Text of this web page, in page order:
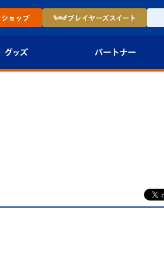
ショップ プレイヤーズスイート
グッズ パートナー